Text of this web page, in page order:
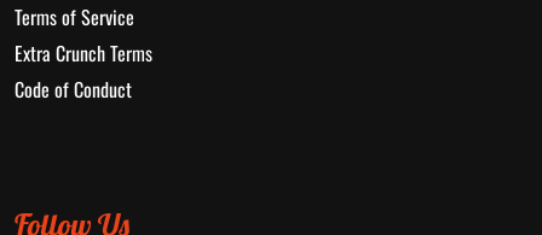
Terms of Service
Extra Crunch Terms
Code of Conduct
Follow Us